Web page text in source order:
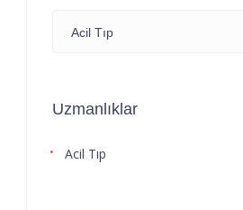
Acil Tıp
Uzmanlıklar
Acil Tıp